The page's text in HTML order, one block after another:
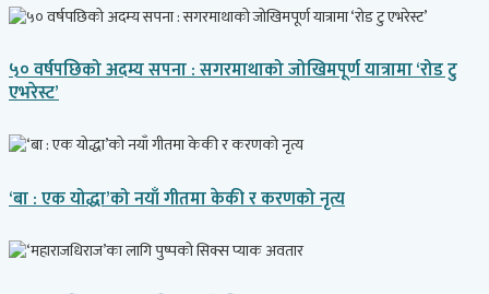
५० वर्षपछिको अदम्य सपना : सगरमाथाको जोखिमपूर्ण यात्रामा ‘रोड टु
एभरेस्ट’
‘बा : एक योद्धा’को नयाँ गीतमा केकी र करणको नृत्य